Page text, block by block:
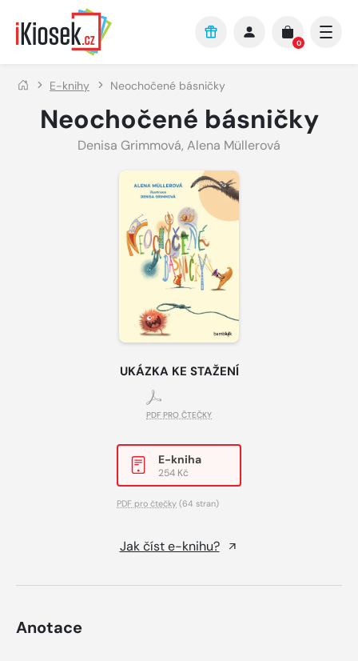
Přejít na hlavní obsah
0
E-knihy Neochočené básničky
Neochočené básničky
Denisa Grimmová, Alena Müllerová
UKÁZKA KE STAŽENÍ
PDF PRO ČTEČKY
E-kniha
254 Kč
PDF pro čtečky (64 stran)
Jak číst e-knihu?
Anotace